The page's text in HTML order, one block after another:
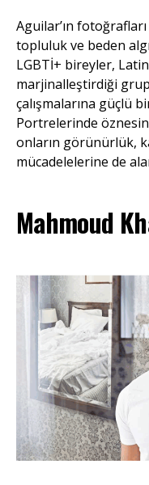
Aguilar’ın
topluluk ve beden
LGBTİ+ bireyler,
marjinalleştirdiği
çalışmalarına güçlü
Portrelerinde
onların görünürlük,
mücadelelerine de
Mahmoud